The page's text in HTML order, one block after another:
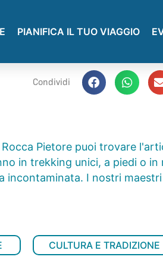
PIANIFICA IL TUO VIAGGIO
Condividi
Pietore puoi trovare
in trekking unici, a piedi o in
incontaminata. I nostri
CULTURA E TRADIZIONE